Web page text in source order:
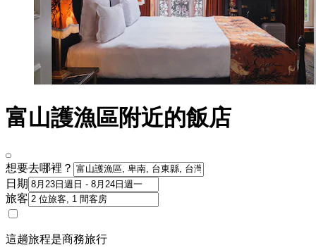
富山護漁區附近的飯店
想要去哪裡？
日期
旅客
這趟旅程是商務旅行